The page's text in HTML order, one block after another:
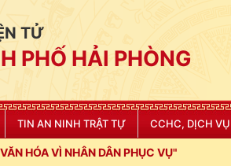
TỬ
PHỐ HẢI PHÒNG
TIN AN NINH TRẬT TỰ CCHC, DỊCH
PHỤC VỤ"